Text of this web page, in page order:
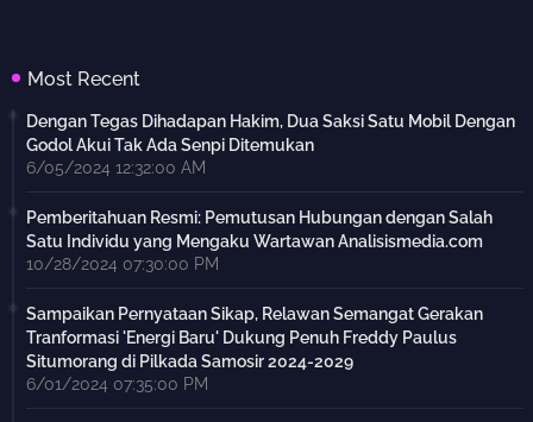
Most Recent
Dengan Tegas Dihadapan Hakim, Dua Saksi Satu Mobil Dengan
Godol Akui Tak Ada Senpi Ditemukan
6/05/2024 12:32:00 AM
Pemberitahuan Resmi: Pemutusan Hubungan dengan Salah
Satu Individu yang Mengaku Wartawan Analisismedia.com
10/28/2024 07:30:00 PM
Sampaikan Pernyataan Sikap, Relawan Semangat Gerakan
Tranformasi 'Energi Baru' Dukung Penuh Freddy Paulus
Situmorang di Pilkada Samosir 2024-2029
6/01/2024 07:35:00 PM